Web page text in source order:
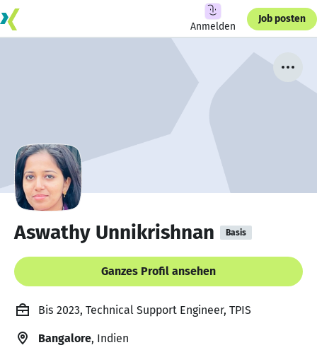
Anmelden
Job posten
Aswathy Unnikrishnan Basis
Ganzes Profil ansehen
Bis 2023, Technical Support Engineer, TPIS
Bangalore, Indien